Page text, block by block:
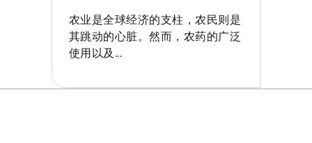
农业是全球经济的支柱，农民则是
其跳动的心脏。然而，农药的广泛
使用以及...